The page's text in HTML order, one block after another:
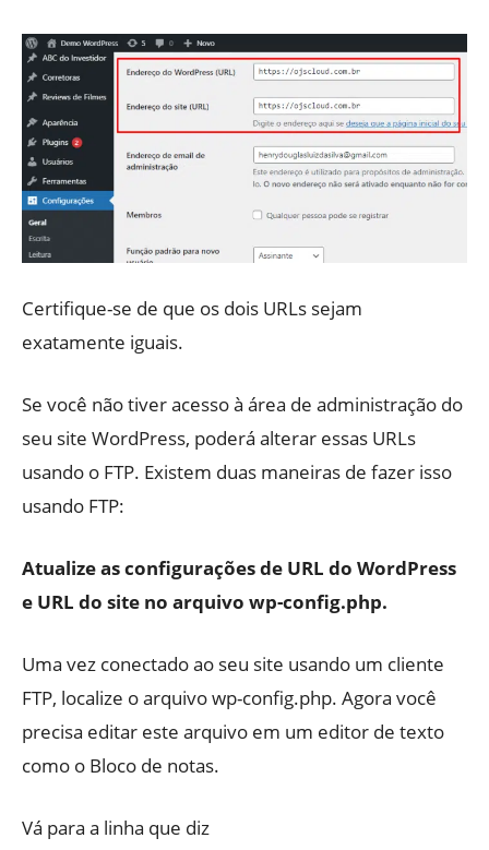
Certifique-se de que os dois URLs sejam
exatamente iguais.
Se você não tiver acesso à área de administração do
seu site WordPress, poderá alterar essas URLs
usando o FTP. Existem duas maneiras de fazer isso
usando FTP:
Atualize as configurações de URL do WordPress
e URL do site no arquivo wp-config.php.
Uma vez conectado ao seu site usando um cliente
FTP, localize o arquivo wp-config.php. Agora você
precisa editar este arquivo em um editor de texto
como o Bloco de notas.
Vá para a linha que diz